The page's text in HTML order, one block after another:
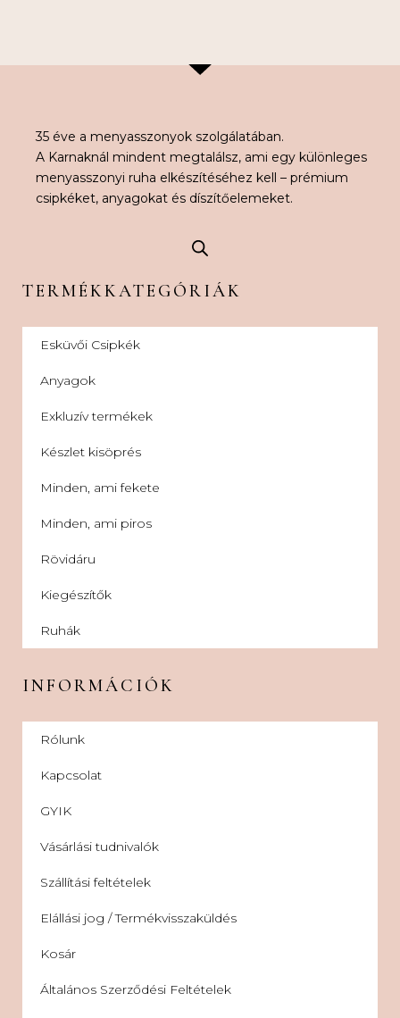
35 éve a menyasszonyok szolgálatában.
A Karnaknál mindent megtalálsz, ami egy különleges
menyasszonyi ruha elkészítéséhez kell – prémium
csipkéket, anyagokat és díszítőelemeket.
TERMÉKKATEGÓRIÁK
Esküvői Csipkék
Anyagok
Exkluzív termékek
Készlet kisöprés
Minden, ami fekete
Minden, ami piros
Rövidáru
Kiegészítők
Ruhák
INFORMÁCIÓK
Rólunk
Kapcsolat
GYIK
Vásárlási tudnivalók
Szállítási feltételek
Elállási jog / Termékvisszaküldés
Kosár
Általános Szerződési Feltételek